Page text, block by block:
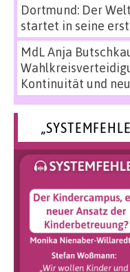
Dortmund: Der
startet in seine
MdL Anja
Kontinuität und